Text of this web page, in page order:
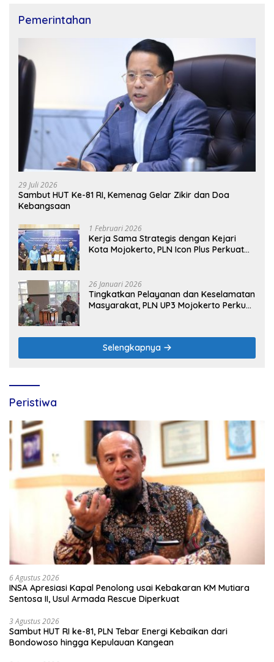
Pemerintahan
29 Juli 2026
Sambut HUT Ke-81 RI, Kemenag Gelar Zikir dan Doa
Kebangsaan
1 Februari 2026
Kerja Sama Strategis dengan Kejari
Kota Mojokerto, PLN Icon Plus Perkuat
26 Januari 2026
Tingkatkan Pelayanan dan Keselamatan
Masyarakat, PLN UP3 Mojokerto Perkuat
Selengkapnya
Peristiwa
6 Agustus 2026
INSA Apresiasi Kapal Penolong usai Kebakaran KM Mutiara
Sentosa II, Usul Armada Rescue Diperkuat
3 Agustus 2026
Sambut HUT RI ke-81, PLN Tebar Energi Kebaikan dari
Bondowoso hingga Kepulauan Kangean